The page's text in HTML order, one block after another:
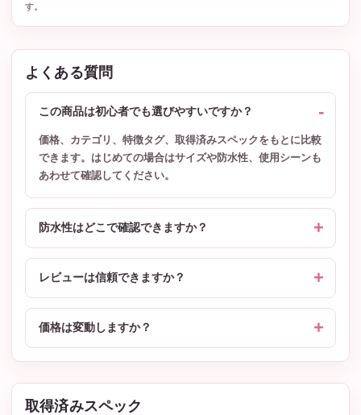
す。
よくある質問
この商品は初心者でも選びやすいですか？
価格、カテゴリ、特徴タグ、取得済みスペックをもとに比較
できます。はじめての場合はサイズや防水性、使用シーンも
あわせて確認してください。
防水性はどこで確認できますか？
レビューは信頼できますか？
価格は変動しますか？
取得済みスペック